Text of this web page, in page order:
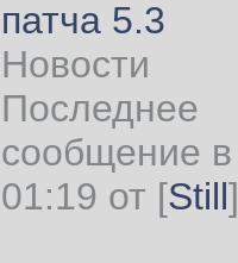
патча 5.3
Новости
Последнее
сообщение в
01:19 от [Still]